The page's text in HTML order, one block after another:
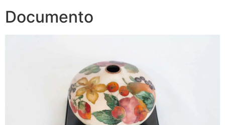
Documento